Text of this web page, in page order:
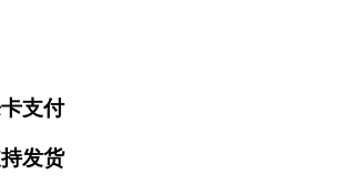
支付
发货